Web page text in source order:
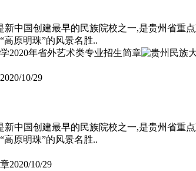
中国创建最早的民族院校之一,是贵州省
原明珠”的风景名胜..
2020/10/29
中国创建最早的民族院校之一,是贵州省
原明珠”的风景名胜..
2020/10/29